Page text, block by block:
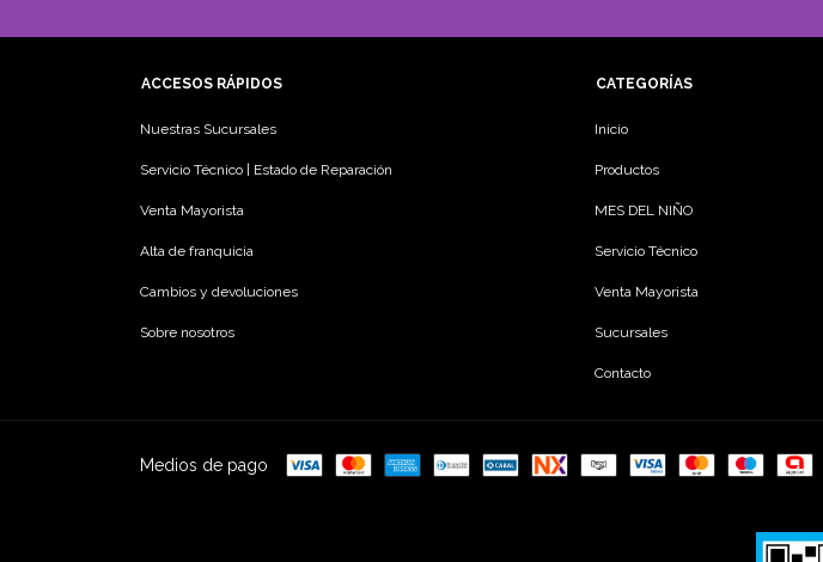
ACCESOS RÁPIDOS
Nuestras Sucursales
Servicio Técnico | Estado de Reparación
Venta Mayorista
Alta de franquicia
Cambios y devoluciones
Sobre nosotros
CATEGORÍAS
Inicio
Productos
MES DEL NIÑO
Servicio Técnico
Venta Mayorista
Sucursales
Contacto
Medios de pago